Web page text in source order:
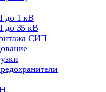
до 1 кВ
до 35 кВ
СИП